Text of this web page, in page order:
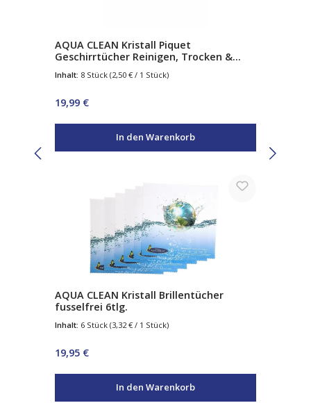
AQUA CLEAN Kristall Piquet
Geschirrtücher Reinigen, Trocken &
Inhalt: 8 Stück (2,50 € / 1 Stück)
Regulärer Preis:
19,99 €
In den Warenkorb
AQUA CLEAN Kristall Brillentücher
fusselfrei 6tlg.
Inhalt: 6 Stück (3,32 € / 1 Stück)
Regulärer Preis:
19,95 €
In den Warenkorb